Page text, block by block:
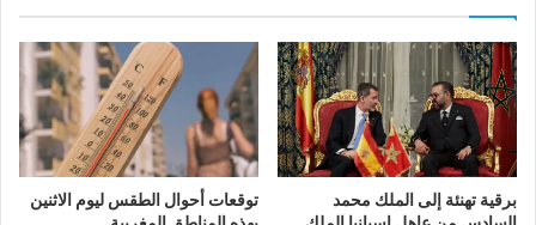
برقية تهنئة إلى الملك محمد
توقعات أحوال الطقس ليوم الاثنين